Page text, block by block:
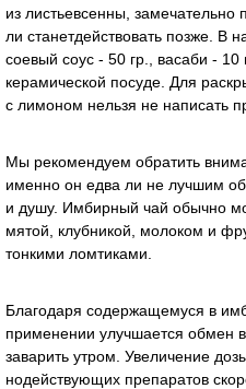
из листьевсенны, замечательно
ли станетдействовать позже. В
соевый соус - 50 гр., васаби - 10
керамической посуде. Для
с лимоном нельзя не написать
Мы рекомендуем обратить
именно он едва ли не лучшим
и душу. Имбирный чай обычно
мятой, клубникой, молоком и
тонкими ломтиками.
Благодаря содержащемуся в
применении улучшается обмен
заварить утром. Увеличение
нодействующих препаратов